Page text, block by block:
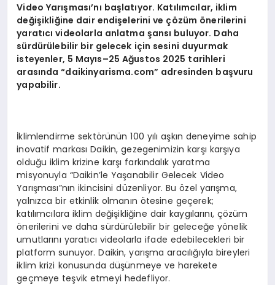
Video Yarışması’nı başlatıyor. Katılımcılar, iklim
değişikliğine dair endişelerini ve çözüm önerilerini
yaratıcı videolarla anlatma şansı buluyor. Daha
sürdürülebilir bir gelecek için sesini duyurmak
isteyenler, 5 Mayıs–25 Ağustos 2025 tarihleri
arasında“daikinyarisma.com” adresinden başvuru
yapabilir.
İklimlendirme sektörünün 100 yılı aşkın deneyime sahip
inovatif markası Daikin, gezegenimizin karşı karşıya
olduğu iklim krizine karşı farkındalık yaratma
misyonuyla “Daikin’le Yaşanabilir Gelecek Video
Yarışması”nın ikincisini düzenliyor. Bu özel yarışma,
yalnızca bir etkinlik olmanın ötesine geçerek;
katılımcılara iklim değişikliğine dair kaygılarını, çözüm
önerilerini ve daha sürdürülebilir bir geleceğe yönelik
umutlarını yaratıcı videolarla ifade edebilecekleri bir
platform sunuyor. Daikin, yarışma aracılığıyla bireyleri
iklim krizi konusunda düşünmeye ve harekete
geçmeye teşvik etmeyi hedefliyor.